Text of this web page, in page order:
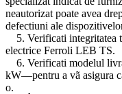
neautorizat poate avea
defectiuni ale
5. Verificati integritatea
electrice Ferroli LEB TS.
6. Verificati modelul
kW—pentru a vã asigura
o.